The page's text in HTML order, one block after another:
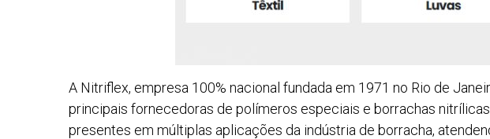
A Nitriflex, empresa 100% nacional fundada em 1971 no Rio de
principais fornecedoras de polímeros especiais e borrachas
presentes em múltiplas aplicações da indústria de borracha,